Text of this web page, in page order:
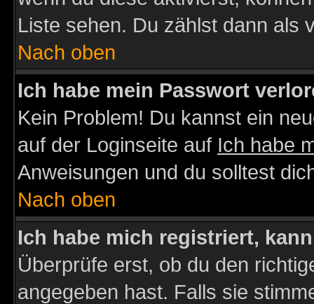
Liste sehen. Du zählst dann als
Nach oben
Ich habe mein Passwort
Kein Problem! Du kannst ein
auf der Loginseite auf Ich habe
Anweisungen und du solltest
Nach oben
Ich habe mich registriert,
Überprüfe erst, ob du den
angegeben hast. Falls sie